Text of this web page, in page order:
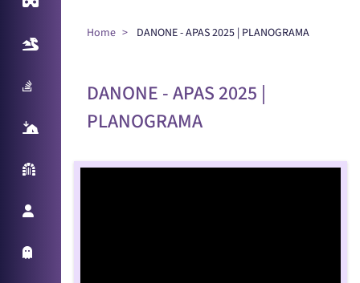
Sampling Machine
React Table
Parede Reativa
Home DANONE - APAS 2025 | PLANOGRAMA
DANONE - APAS 2025 |
PLANOGRAMA